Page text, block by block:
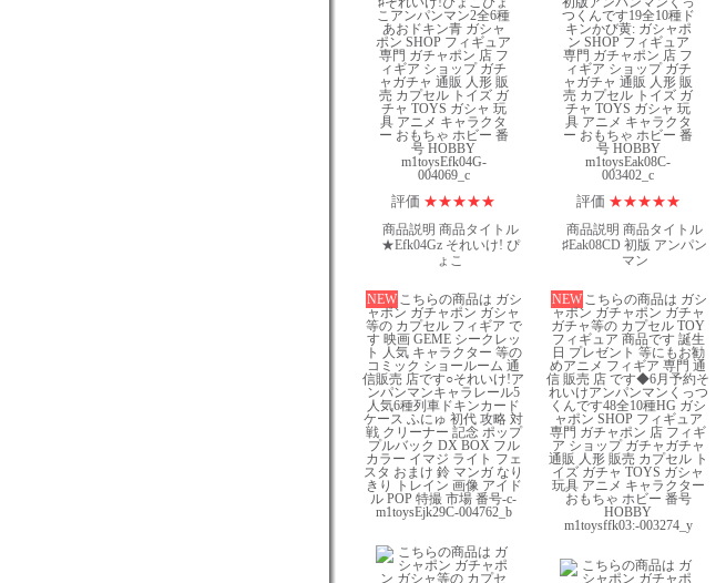
評価 ★★★★★
商品説明 商品タイトル
★Efk04Gz それいけ! ぴ
ょこ
評価 ★★★★★
商品説明 商品タイトル
♯Eak08CD 初版 アンパン
マン
NEW こちらの商品は ガシ
ャポン ガチャポン ガシャ
等の カプセル フィギア で
す 映画 GEME シークレッ
ト 人気 キャラクター 等の
コミック ショールーム 通
信販売 店です○それいけ!ア
ンパンマンキャラレール5
人気6種列車ドキンカード
ケース ふにゅ 初代 攻略 対
戦 クリーナー 記念 ポップ
プルバック DX BOX フル
カラー イマジ ライト フェ
スタ おまけ 鈴 マンガ なり
きり トレイン 画像 アイド
ル POP 特撮 市場 番号-c-
m1toysEjk29C-004762_b
NEW こちらの商品は ガシ
ャポン ガチャポン ガチャ
ガチャ等の カプセル TOY
フィギュア 商品です 誕生
日 プレゼント 等にもお勧
めアニメ フィギア 専門 通
信 販売 店 です◆6月予約そ
れいけアンパンマンくっつ
くんです48全10種HG ガシ
ャポン SHOP フィギュア
専門 ガチャポン 店 フィギ
ア ショップ ガチャガチャ
通販 人形 販売 カプセル ト
イズ ガチャ TOYS ガシャ
玩具 アニメ キャラクター
おもちゃ ホビー 番号
HOBBY
m1toysffk03:-003274_y